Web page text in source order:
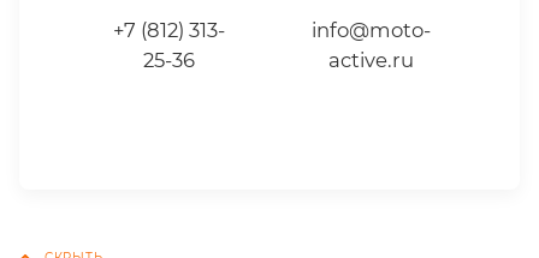
+7 (812) 313-
25-36
info@moto-
active.ru